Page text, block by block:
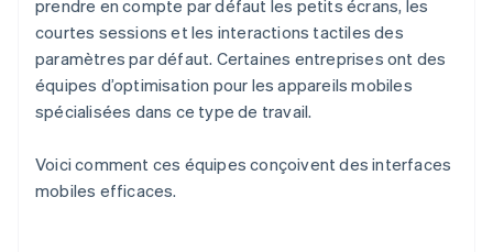
prendre en compte par défaut les petits écrans, les
courtes sessions et les interactions tactiles des
paramètres par défaut. Certaines entreprises ont des
équipes d’optimisation pour les appareils mobiles
spécialisées dans ce type de travail.
Voici comment ces équipes conçoivent des interfaces
mobiles efficaces.